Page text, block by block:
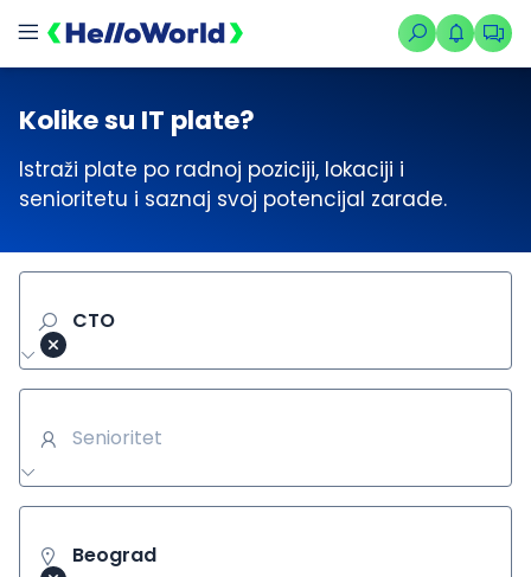
Kolike su IT plate?
Istraži plate po radnoj poziciji, lokaciji i
senioritetu i saznaj svoj potencijal zarade.
CTO
Senioritet
Beograd